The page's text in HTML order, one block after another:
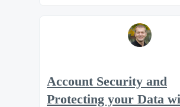
Account Security and
Protecting your Data